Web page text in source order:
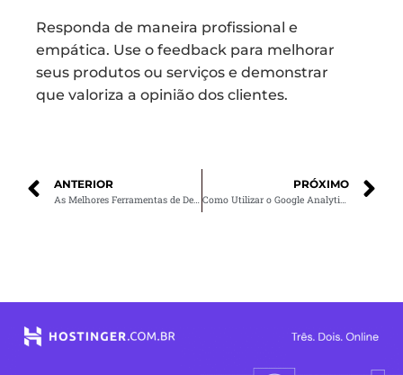
Responda de maneira profissional e
empática. Use o feedback para melhorar
seus produtos ou serviços e demonstrar
que valoriza a opinião dos clientes.
ANTERIOR PRÓXIMO
Como Utilizar o Google Analytics para Melhorar Seus Resultados de Marketing